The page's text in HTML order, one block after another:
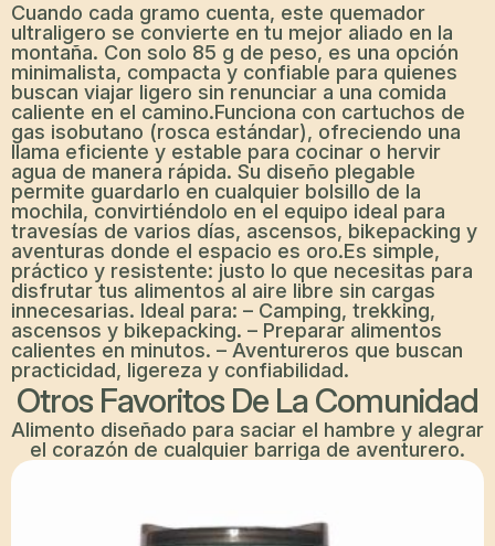
Cuando cada gramo cuenta, este quemador
ultraligero se convierte en tu mejor aliado en la
montaña. Con solo 85 g de peso, es una opción
minimalista, compacta y confiable para quienes
buscan viajar ligero sin renunciar a una comida
caliente en el camino.Funciona con cartuchos de
gas isobutano (rosca estándar), ofreciendo una
llama eficiente y estable para cocinar o hervir
agua de manera rápida. Su diseño plegable
permite guardarlo en cualquier bolsillo de la
mochila, convirtiéndolo en el equipo ideal para
travesías de varios días, ascensos, bikepacking y
aventuras donde el espacio es oro.Es simple,
práctico y resistente: justo lo que necesitas para
disfrutar tus alimentos al aire libre sin cargas
innecesarias. Ideal para: – Camping, trekking,
ascensos y bikepacking. – Preparar alimentos
calientes en minutos. – Aventureros que buscan
practicidad, ligereza y confiabilidad.
Otros Favoritos De La Comunidad
Alimento diseñado para saciar el hambre y alegrar
el corazón de cualquier barriga de aventurero.